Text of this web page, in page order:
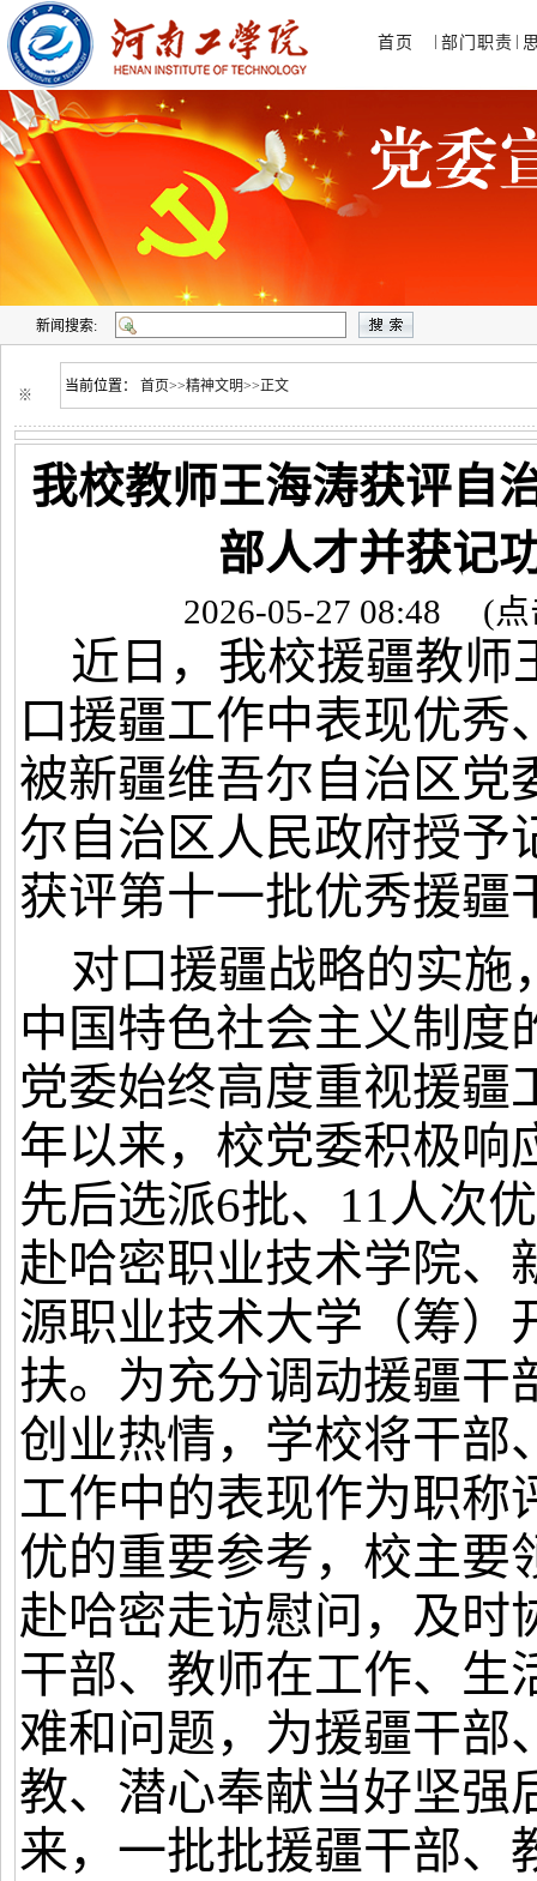
首页 | 部门职责 |
新闻搜索:
※
当前位置： 首页>>精神文明>>正文
我校教师王海涛获评自
部人才并获记
2026-05-27 08:48 (
近日，我校援疆教师
口援疆工作中表现优秀
被新疆维吾尔自治区党
尔自治区人民政府授予
获评第十一批优秀援疆
对口援疆战略的实施
中国特色社会主义制度
党委始终高度重视援疆
年以来，校党委积极响
先后选派6批、11人次
赴哈密职业技术学院、
源职业技术大学（筹）
扶。为充分调动援疆干
创业热情，学校将干部
工作中的表现作为职称
优的重要参考，校主要
赴哈密走访慰问，及时
干部、教师在工作、生
难和问题，为援疆干部
教、潜心奉献当好坚强
来，一批批援疆干部、